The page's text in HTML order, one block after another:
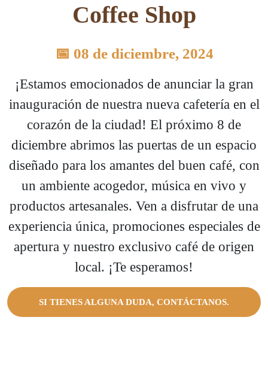
Coffee Shop
📅 08 de diciembre, 2024
¡Estamos emocionados de anunciar la gran
inauguración de nuestra nueva cafetería en el
corazón de la ciudad! El próximo 8 de
diciembre abrimos las puertas de un espacio
diseñado para los amantes del buen café, con
un ambiente acogedor, música en vivo y
productos artesanales. Ven a disfrutar de una
experiencia única, promociones especiales de
apertura y nuestro exclusivo café de origen
local. ¡Te esperamos!
SI TIENES ALGUNA DUDA, CONTÁCTANOS.